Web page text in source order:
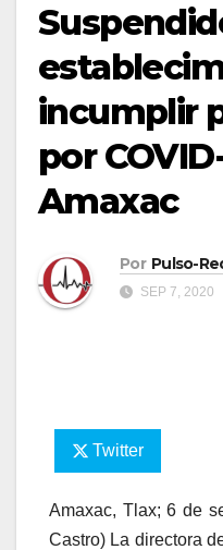
incumplir
por
Amaxac
Por Pulso-
SEP 7, 2020
Twitter
Amaxac, Tlax; 6 de
Castro) La directora